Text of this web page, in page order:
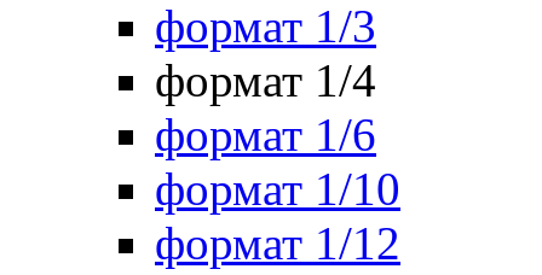
формат 1/3
формат 1/4
формат 1/6
формат 1/10
формат 1/12